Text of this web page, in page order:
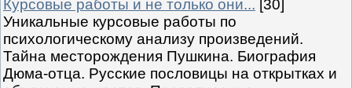
Курсовые работы и не только они... [30]
Уникальные курсовые работы по
психологическому анализу произведений.
Тайна месторождения Пушкина. Биография
Дюма-отца. Русские пословицы на открытках и